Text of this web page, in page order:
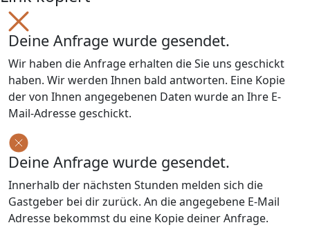
Deine Anfrage wurde gesendet.
Wir haben die Anfrage erhalten die Sie uns geschickt
haben. Wir werden Ihnen bald antworten. Eine Kopie
der von Ihnen angegebenen Daten wurde an Ihre E-
Mail-Adresse geschickt.
Deine Anfrage wurde gesendet.
Innerhalb der nächsten Stunden melden sich die
Gastgeber bei dir zurück. An die angegebene E-Mail
Adresse bekommst du eine Kopie deiner Anfrage.